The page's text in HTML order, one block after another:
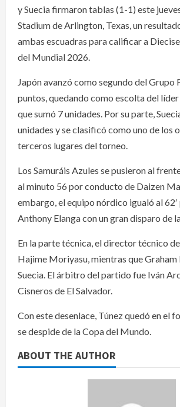
y Suecia firmaron tablas (1-1) este
Stadium de Arlington, Texas, un
ambas escuadras para calificar a
del Mundial 2026.
Japón avanzó como segundo del Grupo
puntos, quedando como escolta del líder
que sumó 7 unidades. Por su parte,
unidades y se clasificó como uno de los
terceros lugares del torneo.
Los Samuráis Azules se pusieron al
al minuto 56 por conducto de Daizen
embargo, el equipo nórdico igualó al
Anthony Elanga con un gran disparo de
En la parte técnica, el director técnico
Hajime Moriyasu, mientras que
Suecia. El árbitro del partido fue Iván
Cisneros de El Salvador.
Con este desenlace, Túnez quedó en el
se despide de la Copa del Mundo.
ABOUT THE AUTHOR